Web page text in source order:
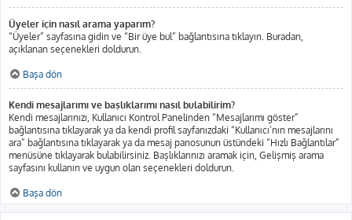
Üyeler için nasıl arama yaparım?
“Üyeler” sayfasına gidin ve “Bir üye bul” bağlantısına tıklayın. Buradan,
açıklanan seçenekleri doldurun.
Başa dön
Kendi mesajlarımı ve başlıklarımı nasıl bulabilirim?
Kendi mesajlarınızı, Kullanıcı Kontrol Panelinden “Mesajlarımı göster”
bağlantısına tıklayarak ya da kendi profil sayfanızdaki “Kullanıcı’nın mesajlarını
ara” bağlantısına tıklayarak ya da mesaj panosunun üstündeki “Hızlı Bağlantılar”
menüsüne tıklayarak bulabilirsiniz. Başlıklarınızı aramak için, Gelişmiş arama
sayfasını kullanın ve uygun olan seçenekleri doldurun.
Başa dön